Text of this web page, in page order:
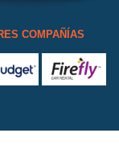
COMPAÑÍAS